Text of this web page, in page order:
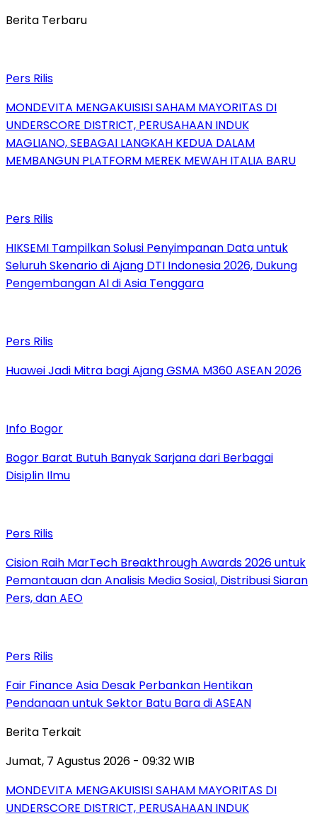
Berita Terbaru
Pers Rilis
MONDEVITA MENGAKUISISI SAHAM MAYORITAS DI
UNDERSCORE DISTRICT, PERUSAHAAN INDUK
MAGLIANO, SEBAGAI LANGKAH KEDUA DALAM
MEMBANGUN PLATFORM MEREK MEWAH ITALIA BARU
Pers Rilis
HIKSEMI Tampilkan Solusi Penyimpanan Data untuk
Seluruh Skenario di Ajang DTI Indonesia 2026, Dukung
Pengembangan AI di Asia Tenggara
Pers Rilis
Huawei Jadi Mitra bagi Ajang GSMA M360 ASEAN 2026
Info Bogor
Bogor Barat Butuh Banyak Sarjana dari Berbagai
Disiplin Ilmu
Pers Rilis
Cision Raih MarTech Breakthrough Awards 2026 untuk
Pemantauan dan Analisis Media Sosial, Distribusi Siaran
Pers, dan AEO
Pers Rilis
Fair Finance Asia Desak Perbankan Hentikan
Pendanaan untuk Sektor Batu Bara di ASEAN
Berita Terkait
Jumat, 7 Agustus 2026 - 09:32 WIB
MONDEVITA MENGAKUISISI SAHAM MAYORITAS DI
UNDERSCORE DISTRICT, PERUSAHAAN INDUK